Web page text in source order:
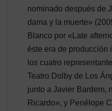
nominado después de
dama y la muerte»
Blanco por «Late
éste era de producción
los cuatro
Teatro Dolby de Los
junto a Javier Bardem,
Ricardo», y Penélope